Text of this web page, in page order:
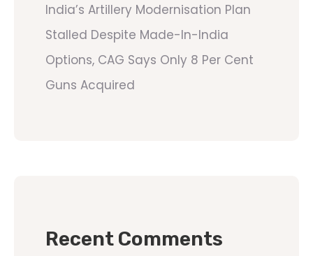
India’s Artillery Modernisation Plan
Stalled Despite Made-In-India
Options, CAG Says Only 8 Per Cent
Guns Acquired
Recent Comments